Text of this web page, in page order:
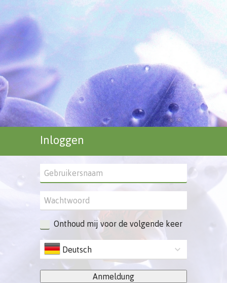
Inloggen
Onthoud mij voor de volgende keer
Deutsch
Anmeldung